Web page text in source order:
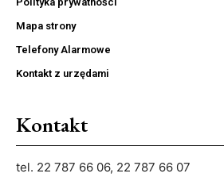
Mapa strony
Telefony Alarmowe
Kontakt z urzędami
Kontakt
tel. 22 787 66 06, 22 787 66 07